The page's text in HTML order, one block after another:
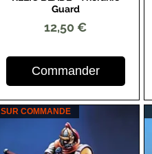
Guard
Prix
12,50 €
Commander
SUR COMMANDE